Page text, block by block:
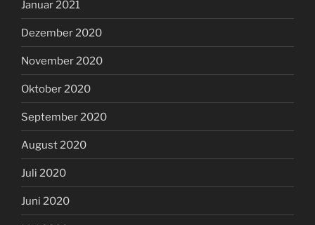
Januar 2021
Dezember 2020
November 2020
Oktober 2020
September 2020
August 2020
Juli 2020
Juni 2020